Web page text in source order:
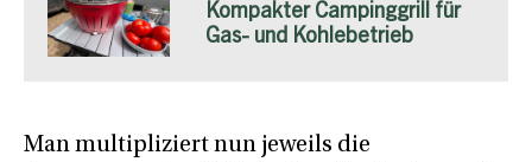
Kompakter Campinggrill für
Gas- und Kohlebetrieb
Man multipliziert nun jeweils die